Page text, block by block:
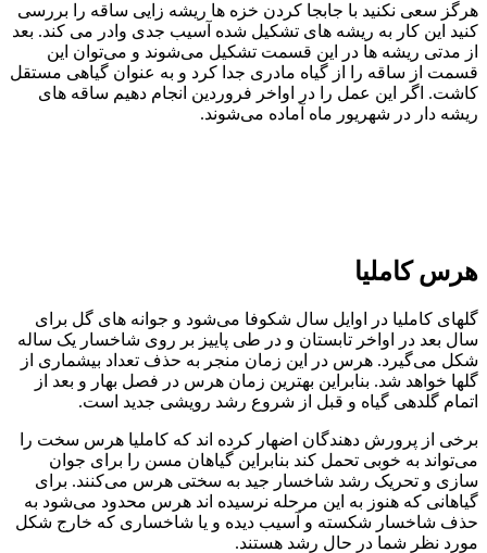
هرگز سعی نکنید با جابجا کردن خزه ها ریشه زایی ساقه را بررسی
کنید این کار به ریشه های تشکیل شده آسیب جدی وادر می کند. بعد
از مدتی ریشه ها در این قسمت تشکیل می‌شوند و می‌توان این
قسمت از ساقه را از گیاه مادری جدا کرد و به عنوان گیاهی مستقل
کاشت. اگر این عمل را در اواخر فروردین انجام دهیم ساقه های
ریشه دار در شهریور ماه آماده می‌شوند.
هرس کاملیا
گلهای کاملیا در اوایل سال شکوفا می‌شود و جوانه های گل برای
سال بعد در اواخر تابستان و در طی پاییز بر روی شاخسار یک ساله
شکل می‌گیرد. هرس در این زمان منجر به حذف تعداد بیشماری از
گلها خواهد شد. بنابراین بهترین زمان هرس در فصل بهار و بعد از
اتمام گلدهی گیاه و قبل از شروع رشد رویشی جدید است.
برخی از پرورش دهندگان اضهار کرده اند که کاملیا هرس سخت را
می‌تواند به خوبی تحمل کند بنابراین گیاهان مسن را برای جوان
سازی و تحریک رشد شاخسار جید به سختی هرس می‌کنند. برای
گیاهانی که هنوز به این مرحله نرسیده اند هرس محدود می‌شود به
حذف شاخسار شکسته و آسیب دیده و یا شاخساری که خارج شکل
مورد نظر شما در حال رشد هستند.